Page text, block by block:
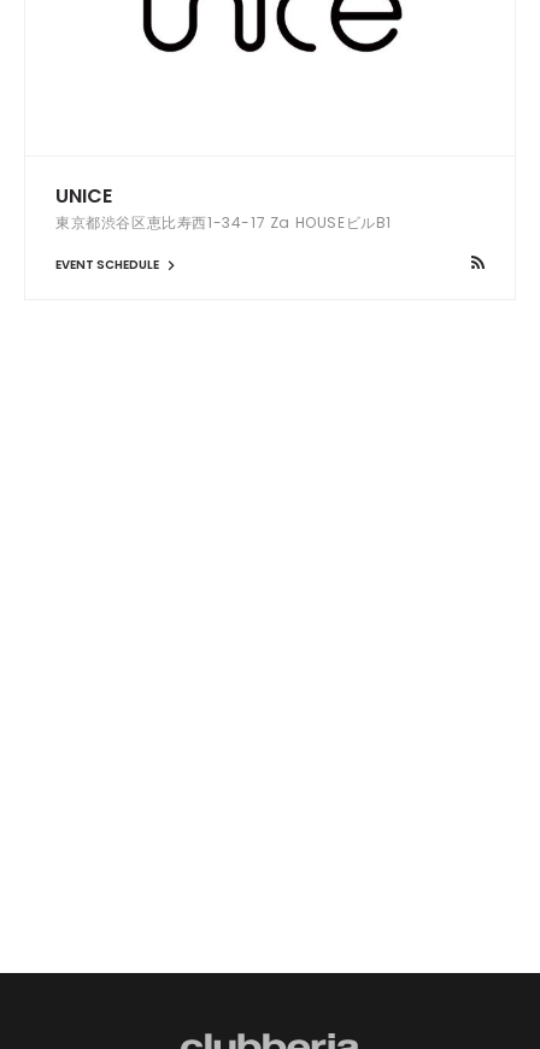
UNICE
東京都渋谷区恵比寿西1-34-17 Za HOUSEビルB1
EVENT SCHEDULE